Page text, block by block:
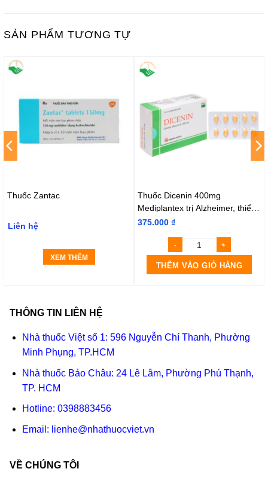
SẢN PHẨM TƯƠNG TỰ
Thuốc Zantac
Liên hệ
XEM THÊM
Thuốc Dicenin 400mg
Mediplantex trị Alzheimer, thiểu
năng não bộ, suy giảm trí nhớ
375.000 ₫
THÊM VÀO GIỎ HÀNG
THÔNG TIN LIÊN HỆ
Nhà thuốc Việt số 1: 596 Nguyễn Chí Thanh, Phường
Minh Phụng, TP.HCM
Nhà thuốc Bảo Châu: 24 Lê Lâm, Phường Phú Thạnh,
TP. HCM
Hotline: 0398883456
Email: lienhe@nhathuocviet.vn
VỀ CHÚNG TÔI